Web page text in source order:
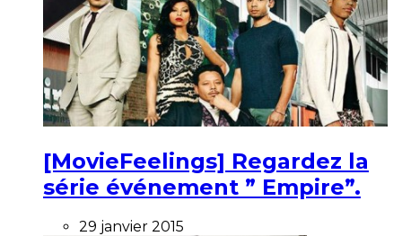
[MovieFeelings] Regardez la
série événement ” Empire”.
29 janvier 2015